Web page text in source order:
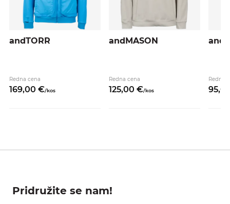
andTORR
Redna cena
169,00 €/kos
andMASON
Redna cena
125,00 €/kos
Redna
95,
Pridružite se nam!